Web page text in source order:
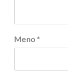
Meno *